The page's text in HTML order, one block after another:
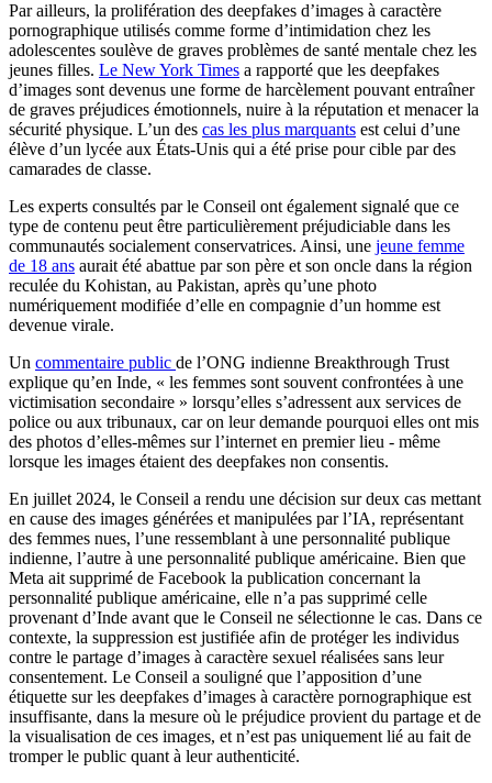
Par ailleurs, la prolifération des deepfakes d’images à caractère
pornographique utilisés comme forme d’intimidation chez les
adolescentes soulève de graves problèmes de santé mentale chez les
jeunes filles. Le New York Times a rapporté que les deepfakes
d’images sont devenus une forme de harcèlement pouvant entraîner
de graves préjudices émotionnels, nuire à la réputation et menacer la
sécurité physique. L’un des cas les plus marquants est celui d’une
élève d’un lycée aux États-Unis qui a été prise pour cible par des
camarades de classe.
Les experts consultés par le Conseil ont également signalé que ce
type de contenu peut être particulièrement préjudiciable dans les
communautés socialement conservatrices. Ainsi, une jeune femme
de 18 ans aurait été abattue par son père et son oncle dans la région
reculée du Kohistan, au Pakistan, après qu’une photo
numériquement modifiée d’elle en compagnie d’un homme est
devenue virale.
Un commentaire public de l’ONG indienne Breakthrough Trust
explique qu’en Inde, « les femmes sont souvent confrontées à une
victimisation secondaire » lorsqu’elles s’adressent aux services de
police ou aux tribunaux, car on leur demande pourquoi elles ont mis
des photos d’elles-mêmes sur l’internet en premier lieu - même
lorsque les images étaient des deepfakes non consentis.
En juillet 2024, le Conseil a rendu une décision sur deux cas mettant
en cause des images générées et manipulées par l’IA, représentant
des femmes nues, l’une ressemblant à une personnalité publique
indienne, l’autre à une personnalité publique américaine. Bien que
Meta ait supprimé de Facebook la publication concernant la
personnalité publique américaine, elle n’a pas supprimé celle
provenant d’Inde avant que le Conseil ne sélectionne le cas. Dans ce
contexte, la suppression est justifiée afin de protéger les individus
contre le partage d’images à caractère sexuel réalisées sans leur
consentement. Le Conseil a souligné que l’apposition d’une
étiquette sur les deepfakes d’images à caractère pornographique est
insuffisante, dans la mesure où le préjudice provient du partage et de
la visualisation de ces images, et n’est pas uniquement lié au fait de
tromper le public quant à leur authenticité.